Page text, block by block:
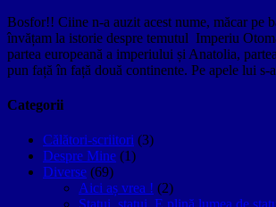
Bosfor!! Ciine n-a auzit acest nume, măcar pe
învățam la istorie despre temutul Imperiu
partea europeană a imperiului și Anatolia,
pun față în față două continente. Pe apele lui s-
Categorii
Călători-scriitori (3)
Despre Mine (1)
Diverse (69)
Aici aș vrea ! (2)